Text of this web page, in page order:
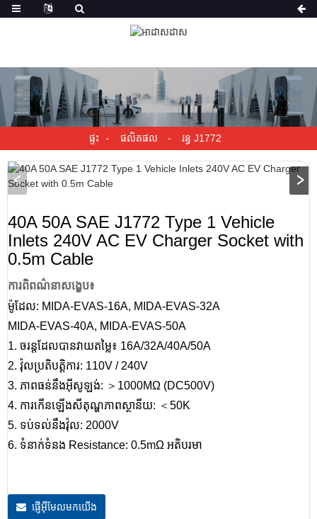
ផ្ទះ ផលិតផល រន្ធ J1772
40A 50A SAE J1772 Type 1 Vehicle
Inlets 240V AC EV Charger Socket with
0.5m Cable
ការពិពណ៌នាសង្ខេប៖
ម៉ូដែល: MIDA-EVAS-16A, MIDA-EVAS-32A
MIDA-EVAS-40A, MIDA-EVAS-50A
1. ចរន្តដែលបានវាយតម្លៃ៖ 16A/32A/40A/50A
2. វ៉ុលប្រតិបត្តិការ: 110V / 240V
3. ភាពធន់នឹងអ៊ីសូឡង់: ＞1000MΩ (DC500V)
4. ការកើនឡើងសីតុណ្ហភាពស្ថានីយ: ＜50K
5. ទប់ទល់នឹងវ៉ុល: 2000V
6. ទំនាក់ទំនង Resistance: 0.5mΩ អតិបរមា
ផ្ញើអ៊ីមែលមកយើង